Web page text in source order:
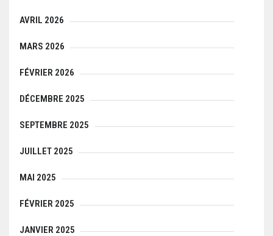
AVRIL 2026
MARS 2026
FÉVRIER 2026
DÉCEMBRE 2025
SEPTEMBRE 2025
JUILLET 2025
MAI 2025
FÉVRIER 2025
JANVIER 2025